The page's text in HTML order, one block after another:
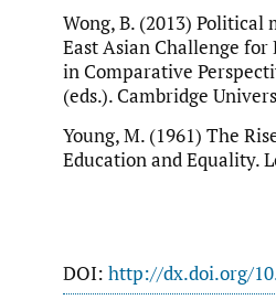
Wong, B. (2013)
East Asian Challenge
in Comparative
(eds.). Cambridge
Young, M. (1961) The
Education and Equality.
DOI: http://dx.doi.org/